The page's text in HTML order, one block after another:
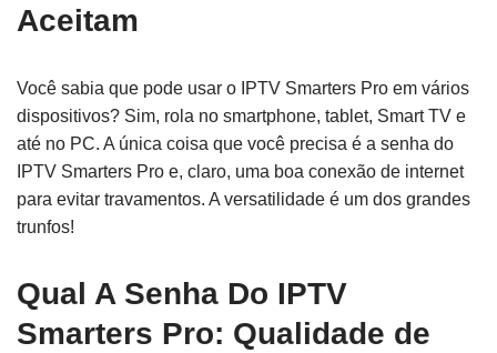
Aceitam
Você sabia que pode usar o IPTV Smarters Pro em vários
dispositivos? Sim, rola no smartphone, tablet, Smart TV e
até no PC. A única coisa que você precisa é a senha do
IPTV Smarters Pro e, claro, uma boa conexão de internet
para evitar travamentos. A versatilidade é um dos grandes
trunfos!
Qual A Senha Do IPTV
Smarters Pro: Qualidade de